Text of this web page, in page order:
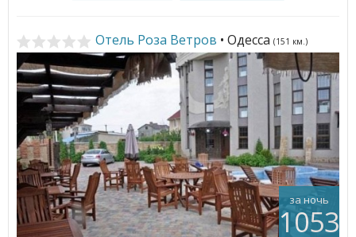
Отель Роза Ветров • Одесса (151 км.)
за ночь
1053